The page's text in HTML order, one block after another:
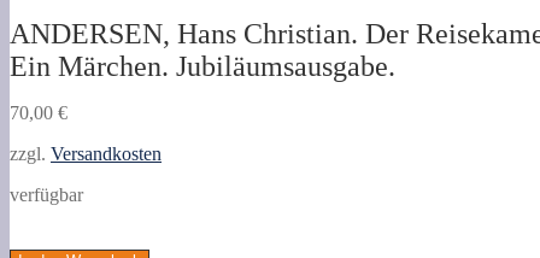
ANDERSEN, Hans Christian. Der
Ein Märchen. Jubiläumsausgabe.
70,00 €
zzgl. Versandkosten
verfügbar